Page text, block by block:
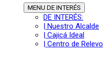
MENU DE INTERÉS
DE INTERÉS:
| Nuestro Alcalde
| Cajicá Ideal
| Centro de Relevo